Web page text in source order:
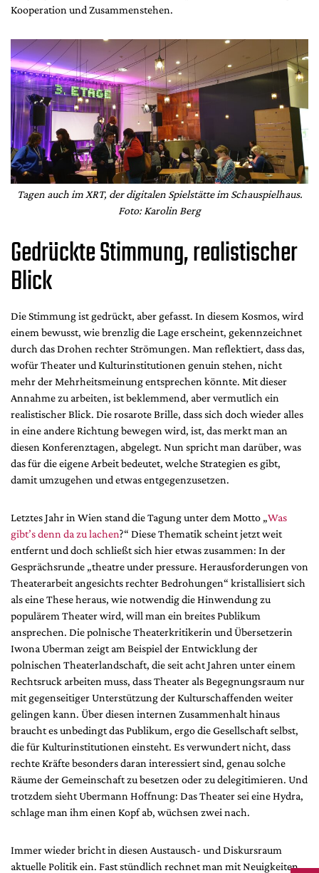
Kooperation und Zusammenstehen.
Tagen auch im XRT, der digitalen Spielstätte im Schauspielhaus.
Foto: Karolin Berg
Gedrückte Stimmung, realistischer
Blick
Die Stimmung ist gedrückt, aber gefasst. In diesem Kosmos, wird
einem bewusst, wie brenzlig die Lage erscheint, gekennzeichnet
durch das Drohen rechter Strömungen. Man reflektiert, dass das,
wofür Theater und Kulturinstitutionen genuin stehen, nicht
mehr der Mehrheitsmeinung entsprechen könnte. Mit dieser
Annahme zu arbeiten, ist beklemmend, aber vermutlich ein
realistischer Blick. Die rosarote Brille, dass sich doch wieder alles
in eine andere Richtung bewegen wird, ist, das merkt man an
diesen Konferenztagen, abgelegt. Nun spricht man darüber, was
das für die eigene Arbeit bedeutet, welche Strategien es gibt,
damit umzugehen und etwas entgegenzusetzen.
Letztes Jahr in Wien stand die Tagung unter dem Motto „Was
gibt’s denn da zu lachen?“ Diese Thematik scheint jetzt weit
entfernt und doch schließt sich hier etwas zusammen: In der
Gesprächsrunde „theatre under pressure. Herausforderungen von
Theaterarbeit angesichts rechter Bedrohungen“ kristallisiert sich
als eine These heraus, wie notwendig die Hinwendung zu
populärem Theater wird, will man ein breites Publikum
ansprechen. Die polnische Theaterkritikerin und Übersetzerin
Iwona Uberman zeigt am Beispiel der Entwicklung der
polnischen Theaterlandschaft, die seit acht Jahren unter einem
Rechtsruck arbeiten muss, dass Theater als Begegnungsraum nur
mit gegenseitiger Unterstützung der Kulturschaffenden weiter
gelingen kann. Über diesen internen Zusammenhalt hinaus
braucht es unbedingt das Publikum, ergo die Gesellschaft selbst,
die für Kulturinstitutionen einsteht. Es verwundert nicht, dass
rechte Kräfte besonders daran interessiert sind, genau solche
Räume der Gemeinschaft zu besetzen oder zu delegitimieren. Und
trotzdem sieht Ubermann Hoffnung: Das Theater sei eine Hydra,
schlage man ihm einen Kopf ab, wüchsen zwei nach.
Immer wieder bricht in diesen Austausch- und Diskursraum
aktuelle Politik ein. Fast stündlich rechnet man mit Neuigkeiten